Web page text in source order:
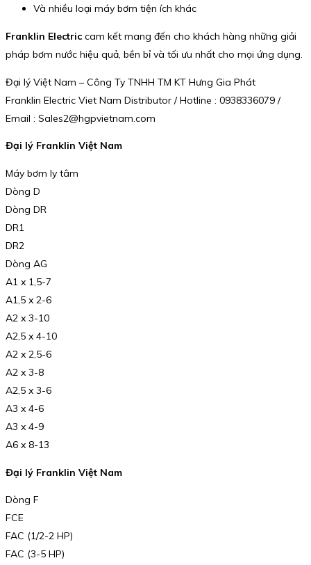
Và nhiều loại máy bơm tiện ích khác
Franklin Electric cam kết mang đến cho khách hàng những giải
pháp bơm nước hiệu quả, bền bỉ và tối ưu nhất cho mọi ứng dụng.
Đại lý Việt Nam – Công Ty TNHH TM KT Hưng Gia Phát
Franklin Electric Viet Nam Distributor / Hotline : 0938336079 /
Email : Sales2@hgpvietnam.com
Đại lý Franklin Việt Nam
Máy bơm ly tâm
Dòng D
Dòng DR
DR1
DR2
Dòng AG
A1 x 1,5-7
A1,5 x 2-6
A2 x 3-10
A2,5 x 4-10
A2 x 2,5-6
A2 x 3-8
A2,5 x 3-6
A3 x 4-6
A3 x 4-9
A6 x 8-13
Đại lý Franklin Việt Nam
Dòng F
FCE
FAC (1/2-2 HP)
FAC (3-5 HP)